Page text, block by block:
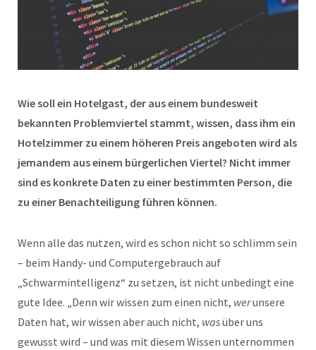
Wie soll ein Hotelgast, der aus einem bundesweit
bekannten Problemviertel stammt, wissen, dass ihm ein
Hotelzimmer zu einem höheren Preis angeboten wird als
jemandem aus einem bürgerlichen Viertel? Nicht immer
sind es konkrete Daten zu einer bestimmten Person, die
zu einer Benachteiligung führen können.
Wenn alle das nutzen, wird es schon nicht so schlimm sein
– beim Handy- und Computergebrauch auf
„Schwarmintelligenz“ zu setzen, ist nicht unbedingt eine
gute Idee. „Denn wir wissen zum einen nicht, werunsere
Daten hat, wir wissen aber auch nicht, wasüber uns
gewusst wird – und was mit diesem Wissen unternommen